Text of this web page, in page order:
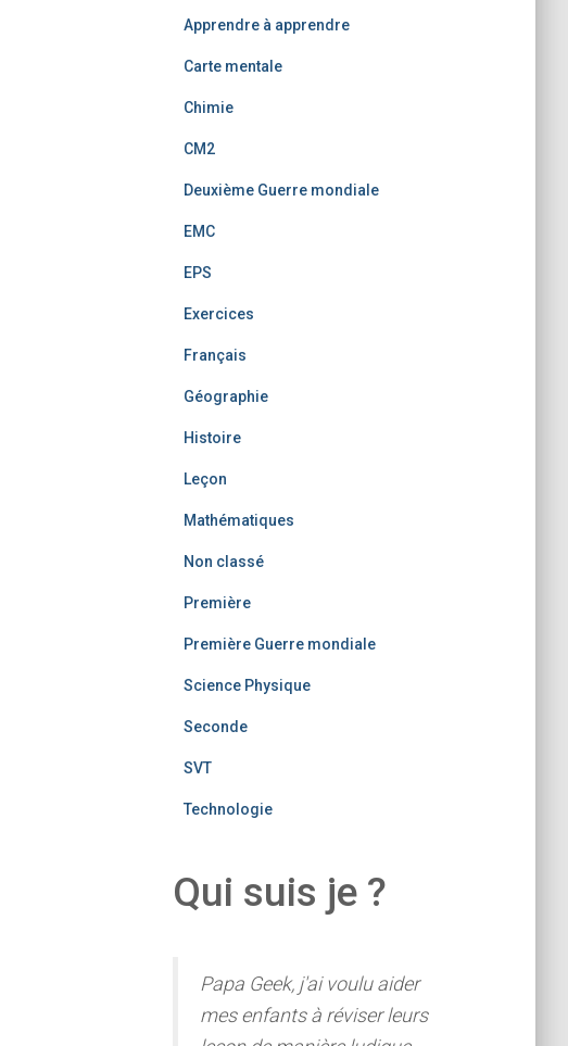
Apprendre à apprendre
Carte mentale
Chimie
CM2
Deuxième Guerre mondiale
EMC
EPS
Exercices
Français
Géographie
Histoire
Leçon
Mathématiques
Non classé
Première
Première Guerre mondiale
Science Physique
Seconde
SVT
Technologie
Qui suis je ?
Papa Geek, j'ai voulu aider
mes enfants à réviser leurs